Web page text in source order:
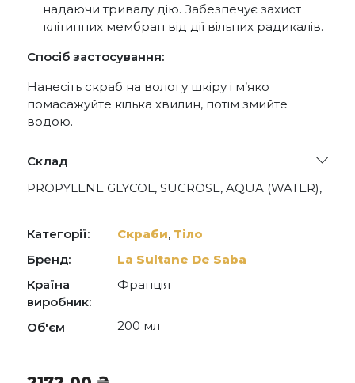
надаючи тривалу дію. Забезпечує захист
клітинних мембран від дії вільних радикалів.
Спосіб застосування:
Нанесіть скраб на вологу шкіру і м’яко
помасажуйте кілька хвилин, потім змийте
водою.
Склад
PROPYLENE GLYCOL, SUCROSE, AQUA (WATER),
14 ISOPARAFFIN, LIMONENE, LAURETH-7,
LINALOOL, POTASSIUM SORBATE,
ETHYLHEXYLGLYCERIN, HYDROXYCITRONELLAL,
CI 19140 (YELLOW 5), TOCOPHEROL,
PHENOXYETHANOL
Категорії: Скраби, Тіло
Бренд:
La Sultane De Saba
Країна
виробник:
Франція
Об'єм 200 мл